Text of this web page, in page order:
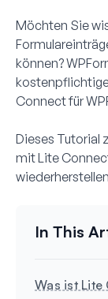
Möchten Sie
können?
Connect für
Dieses Tutorial
mit Lite
Was ist Lite